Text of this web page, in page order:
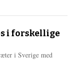
i forskellige
i Sverige med